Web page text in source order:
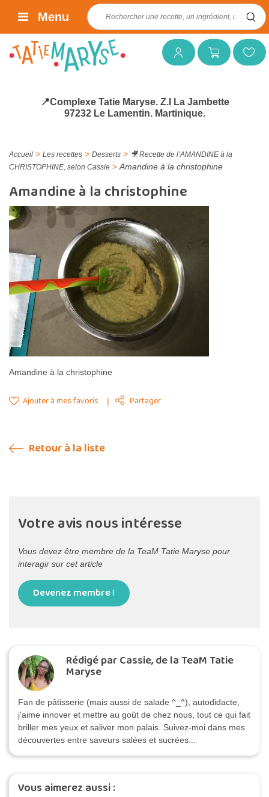
Mon compteMon panierMes favoris
Rechercher :
Menu
📍Complexe Tatie Maryse. Z.I La Jambette
97232 Le Lamentin. Martinique.
Accueil > Les recettes > Desserts > 🎥 Recette de l’AMANDINE à la
CHRISTOPHINE, selon Cassie > Amandine à la christophine
Amandine à la christophine
Amandine à la christophine
Ajouter à mes favoris Partager
Retour à la liste
Votre avis nous intéresse
Vous devez être membre de la TeaM Tatie Maryse pour
interagir sur cet article
Devenez membre !
Rédigé par Cassie, de la TeaM Tatie
Maryse
Fan de pâtisserie (mais aussi de salade ^_^), autodidacte,
j'aime innover et mettre au goût de chez nous, tout ce qui fait
briller mes yeux et saliver mon palais. Suivez-moi dans mes
découvertes entre saveurs salées et sucrées...
Vous aimerez aussi :